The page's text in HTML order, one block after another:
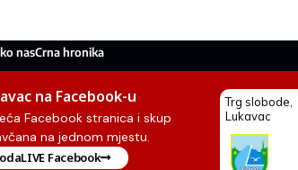
nasCrna hronika
na Facebook-u
Facebook stranica i skup
na jednom mjestu.
Facebook